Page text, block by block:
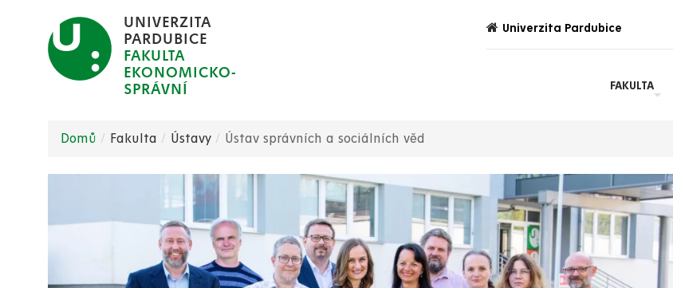
hlavnímu
UNIVERZITA
PARDUBICE
FAKULTA
EKONOMICKO-
SPRÁVNÍ
Univerzita Pardubice
FAKULTA
Domů Fakulta Ústavy Ústav správních a sociálních věd